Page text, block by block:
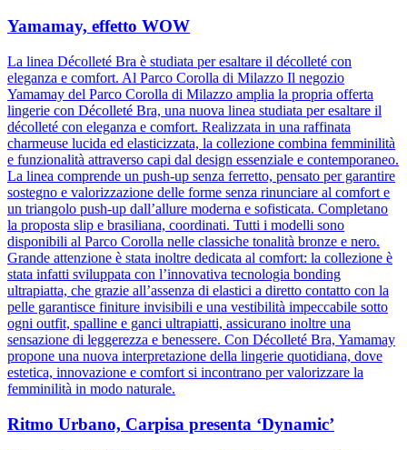
Yamamay, effetto WOW
La linea Décolleté Bra è studiata per esaltare il décolleté con
eleganza e comfort. Al Parco Corolla di Milazzo Il negozio
Yamamay del Parco Corolla di Milazzo amplia la propria offerta
lingerie con Décolleté Bra, una nuova linea studiata per esaltare il
décolleté con eleganza e comfort. Realizzata in una raffinata
charmeuse lucida ed elasticizzata, la collezione combina femminilità
e funzionalità attraverso capi dal design essenziale e contemporaneo.
La linea comprende un push-up senza ferretto, pensato per garantire
sostegno e valorizzazione delle forme senza rinunciare al comfort e
un triangolo push-up dall’allure moderna e sofisticata. Completano
la proposta slip e brasiliana, coordinati. Tutti i modelli sono
disponibili al Parco Corolla nelle classiche tonalità bronze e nero.
Grande attenzione è stata inoltre dedicata al comfort: la collezione è
stata infatti sviluppata con l’innovativa tecnologia bonding
ultrapiatta, che grazie all’assenza di elastici a diretto contatto con la
pelle garantisce finiture invisibili e una vestibilità impeccabile sotto
ogni outfit, spalline e ganci ultrapiatti, assicurano inoltre una
sensazione di leggerezza e benessere. Con Décolleté Bra, Yamamay
propone una nuova interpretazione della lingerie quotidiana, dove
estetica, innovazione e comfort si incontrano per valorizzare la
femminilità in modo naturale.
Ritmo Urbano, Carpisa presenta ‘Dynamic’